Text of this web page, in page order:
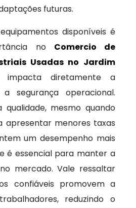
futuras.
disponíveis é
no Comercio de
Usadas no Jardim
diretamente a
segurança operacional.
qualidade, mesmo quando
apresentar menores taxas
um desempenho mais
é essencial para manter a
mercado. Vale ressaltar
confiáveis promovem a
reduzindo o